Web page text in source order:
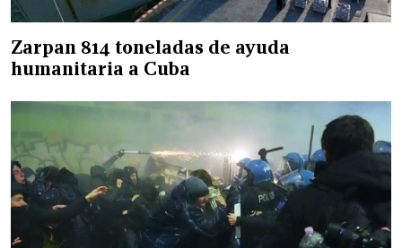
Zarpan 814 toneladas de ayuda
humanitaria a Cuba